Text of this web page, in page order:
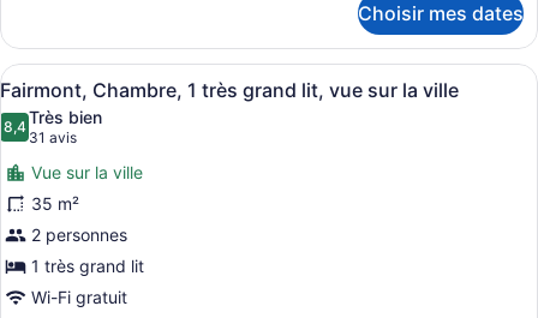
grand
lit,
accès
au
bar-
salon,
vue
sur
la
ville
Fairmont
Gold,
Chambre,
très
grand
lit,
accès
au
bar-
salon,
vue
sur
Choisir mes dates
Afficher
toutes
les
photos
pour
ce
type
de
chambre :
Minibar, coffre-fort pour
6
Fairmont, Chambre, 1 très grand lit, vue sur la ville
8,48,4 sur 10
Très bien
31 avis
(31 avis)
Vue sur la ville
35 m²
2 personnes
1 très grand lit
Wi-Fi gratuit